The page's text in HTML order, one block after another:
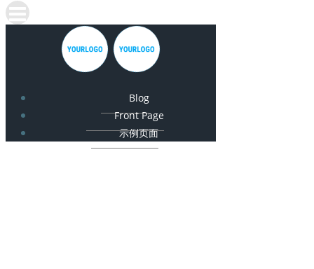
Blog
Front Page
示例页面